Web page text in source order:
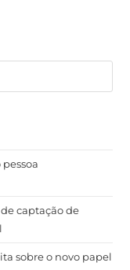
captação de
sobre o novo papel